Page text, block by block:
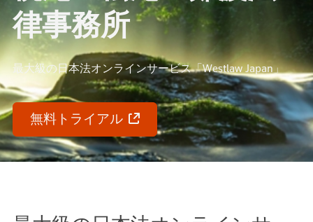
律事務所
最大級の日本法オンラインサービス「Westlaw Japan」
無料トライアル